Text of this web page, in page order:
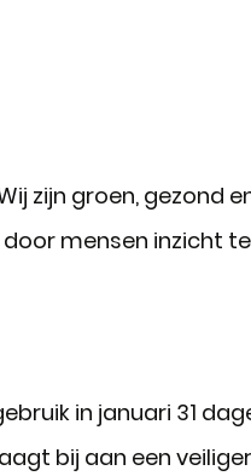
zijn groen, gezond
mensen inzicht
in januari 31
bij aan een